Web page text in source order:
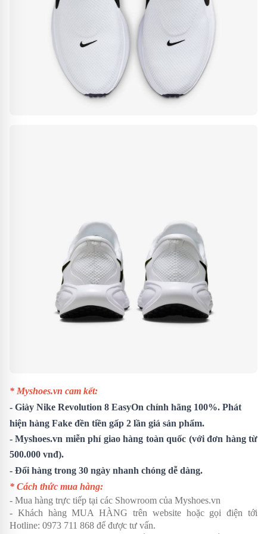
* Myshoes.vn cam kết:
- Giày Nike Revolution 8 EasyOn chính hãng 100%. Phát
hiện hàng Fake đền tiền gấp 2 lần giá sản phẩm.
- Myshoes.vn miễn phí giao hàng toàn quốc (với đơn hàng từ
500.000 vnđ).
- Đổi hàng trong 30 ngày nhanh chóng dễ dàng.
* Cách thức mua hàng:
- Mua hàng trực tiếp tại các Showroom của Myshoes.vn
- Khách hàng MUA HÀNG trên website hoặc gọi điện tới
Hotline: 0973 711 868 để được tư vấn.